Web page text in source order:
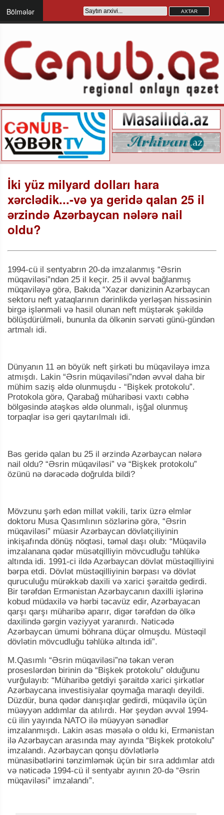
Bölmələr
İki yüz milyard dolları hara
xərclədik...-və ya geridə qalan 25 il
ərzində Azərbaycan nələrə nail
oldu?
1994-cü il sentyabrın 20-də imzalanmış “Əsrin
müqaviləsi”ndən 25 il keçir. 25 il əvvəl bağlanmış
müqaviləyə görə, Bakıda “Xəzər dənizinin Azərbaycan
sektoru neft yataqlarının dərinlikdə yerləşən hissəsinin
birgə işlənməli və hasil olunan neft müştərək şəkildə
bölüşdürülməli, bununla da ölkənin sərvəti günü-gündən
artmalı idi.
Dünyanın 11 ən böyük neft şirkəti bu müqaviləyə imza
atmışdı. Lakin “Əsrin müqaviləsi”ndən əvvəl daha bir
mühim saziş əldə olunmuşdu - “Bişkek protokolu”.
Protokola görə, Qarabağ müharibəsi vaxtı cəbhə
bölgəsində atəşkəs əldə olunmalı, işğal olunmuş
torpaqlar isə geri qaytarılmalı idi.
Bəs geridə qalan bu 25 il ərzində Azərbaycan nələrə
nail oldu? “Əsrin müqaviləsi” və “Bişkek protokolu”
özünü nə dərəcədə doğrulda bildi?
Mövzunu şərh edən millət vəkili, tarix üzrə elmlər
doktoru Musa Qasımlının sözlərinə görə, “Əsrin
müqaviləsi” müasir Azərbaycan dövlətçiliyinin
inkişafında dönüş nöqtəsi, təməl daşı olub: “Müqavilə
imzalanana qədər müsətqilliyin mövcudluğu təhlükə
altında idi. 1991-ci ildə Azərbaycan dövlət müstəqilliyini
bərpa etdi. Dövlət müstəqilliyinin bərpası və dövlət
quruculuğu mürəkkəb daxili və xarici şəraitdə gedirdi.
Bir tərəfdən Ermənistan Azərbaycanın daxilli işlərinə
kobud müdaxilə və hərbi təcavüz edir, Azərbayacan
qarşı qarşı müharibə aparır, digər tərəfdən də ölkə
daxilində gərgin vəziyyət yaranırdı. Nəticədə
Azərbaycan ümumi böhrana düçar olmuşdu. Müstəqil
dövlətin mövcudluğu təhlükə altında idi”.
M.Qasımlı “Əsrin müqaviləsi”nə təkan verən
proseslərdən birinin də “Bişkek protokolu” olduğunu
vurğulayıb: “Müharibə getdiyi şəraitdə xarici şirkətlər
Azərbaycana investisiyalar qoymağa maraqlı deyildi.
Düzdür, buna qədər danışıqlar gedirdi, müqavilə üçün
müəyyən addımlar da atılırdı. Hər şeydən əvvəl 1994-
cü ilin yayında NATO ilə müəyyən sənədlər
imzalanmışdı. Lakin əsas məsələ o oldu ki, Ermənistan
ilə Azərbaycan arasında may ayında “Bişkek protokolu”
imzalandı. Azərbaycan qonşu dövlətlərlə
münasibətlərini tənzimləmək üçün bir sıra addımlar atdı
və nəticədə 1994-cü il sentyabr ayının 20-də “Əsrin
müqaviləsi” imzalandı”.